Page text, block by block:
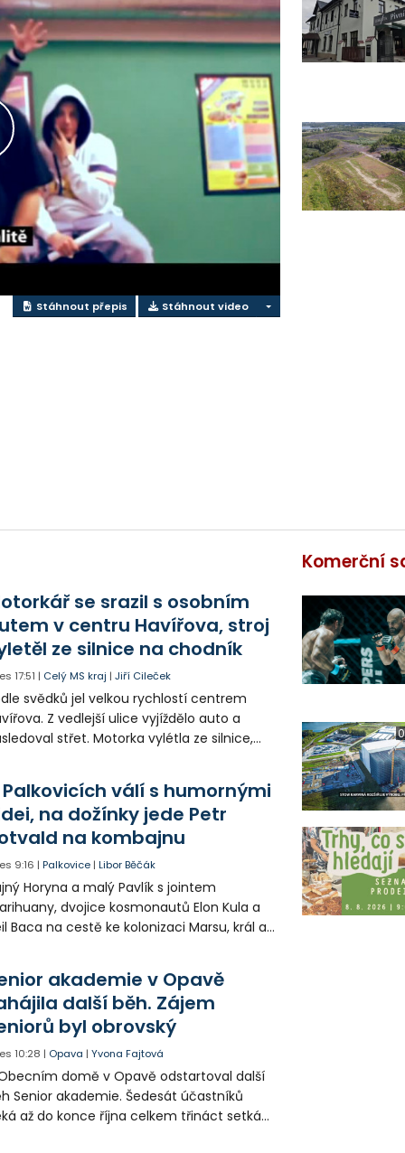
Stáhnout přepis Stáhnout video
se srazil s osobním
v centru Havířova, stroj
ze silnice na chodník
17:51 | Celý MS kraj |Jiří Cileček
svědků jel velkou rychlostí centrem
Z vedlejší ulice vyjíždělo auto a
střet. Motorka vylétla ze silnice,
přepraven do nemocnice.
Palkovicích válí s humornými
na dožínky jede Petr
na kombajnu
9:16 |Palkovice |Libor Běčák
Horyna a malý Pavlík s jointem
dvojice kosmonautů Elon Kula a
Baca na cestě ke kolonizaci Marsu, král a
a místostarosta David Kula.
akademie v Opavě
další běh. Zájem
byl obrovský
10:28 | Opava |Yvona Fajtová
domě v Opavě odstartoval další
Senior akademie. Šedesát účastníků
až do konce října celkem třináct setkání
Komerční